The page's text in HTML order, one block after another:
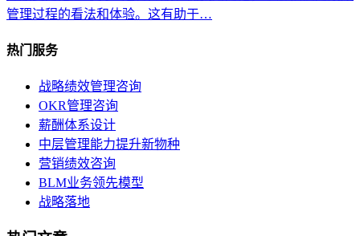
管理过程的看法和体验。这有助于…
热门服务
战略绩效管理咨询
OKR管理咨询
薪酬体系设计
中层管理能力提升新物种
营销绩效咨询
BLM业务领先模型
战略落地